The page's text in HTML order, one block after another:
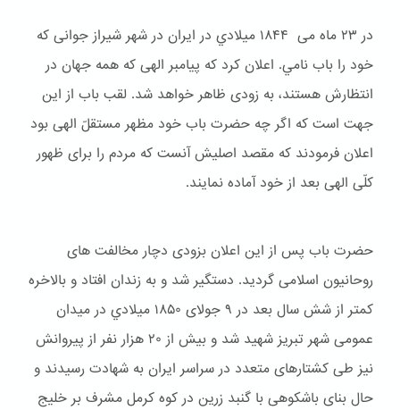
در ۲۳ ماه می ۱۸۴۴ ميلادي در ایران در شهر شیراز جوانی که
خود را باب نامي. اعلان کرد که پیامبر الهی که همه جهان در
انتظارش هستند، به زودی ظاهر خواهد شد. لقب باب از این
جهت است که اگر چه حضرت باب خود مظهر مستقلّ الهی بود
اعلان فرمودند که مقصد اصلیش آنست که مردم را برای ظهور
کلّی الهی بعد از خود آماده نمایند.
حضرت باب پس از این اعلان بزودی دچار مخالفت های
روحانیون اسلامی گردید. دستگیر شد و به زندان افتاد و بالاخره
کمتر از شش سال بعد در ۹ جولای ۱۸۵۰ ميلادي در میدان
عمومی شهر تبریز شهید شد و بیش از ۲۰ هزار نفر از پیروانش
نیز طی کشتارهای متعدد در سراسر ایران به شهادت رسیدند و
حال بنای باشكوهی با گنبد زرین در کوه کرمل مشرف بر خلیج